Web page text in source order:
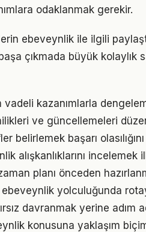
odaklanmak gerekir.
ebeveynlik ile ilgili
çıkmada büyük kolaylık
vadeli kazanımlarla
ve güncellemeleri
belirlemek başarı olasılığını
alışkanlıklarını
planı önceden
yolculuğunda
davranmak yerine adım
konusuna yaklaşım